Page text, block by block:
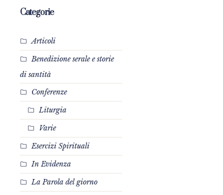
Categorie
Articoli
Benedizione serale e storie
di santità
Conferenze
Liturgia
Varie
Esercizi Spirituali
In Evidenza
La Parola del giorno